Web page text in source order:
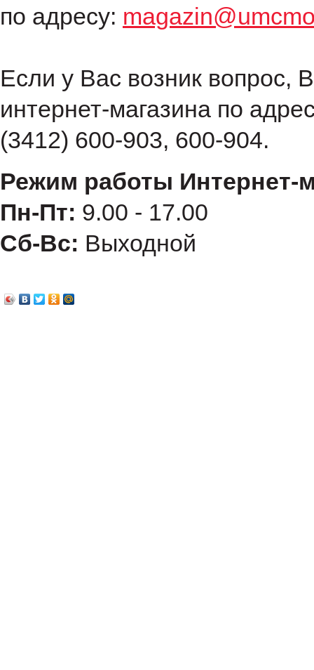
по адресу:
Если у Вас возник вопрос,
интернет-магазина по
(3412) 600-903, 600-904.
Режим работы Интернет-
Пн-Пт: 9.00 - 17.00
Сб-Вс: Выходной